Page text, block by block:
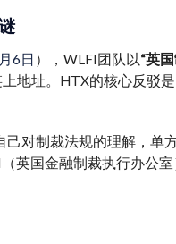
6日 ），WLFI团队以“英
地址。HTX的核心反驳
对制裁法规的理解，单
英国金融制裁执行办公